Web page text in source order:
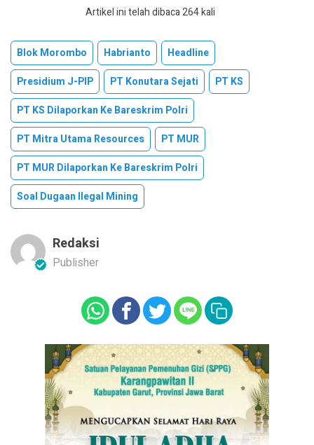
Artikel ini telah dibaca 264 kali
Blok Morombo Habrianto
Headline
Presidium J-PIP
PT Konutara Sejati
PT KS
PT KS Dilaporkan Ke Bareskrim Polri
PT Mitra Utama Resources
PT MUR
PT MUR Dilaporkan Ke Bareskrim Polri
Soal Dugaan Ilegal Mining
Redaksi
Publisher